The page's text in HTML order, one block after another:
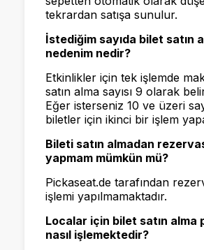
tekrardan satışa sunulur.
İstediğim sayıda bilet satın
nedenim nedir?
Etkinlikler için tek işlemde
satın alma sayısı 9 olarak
Eğer isterseniz 10 ve üzeri
biletler için ikinci bir işlem
Bileti satın almadan
yapmam mümkün mü?
Pickaseat.de tarafından
işlemi yapılmamaktadır.
Localar için bilet satın alma
nasıl işlemektedir?